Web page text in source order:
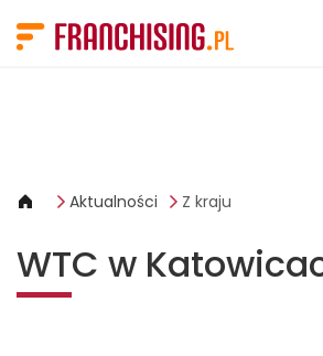
Aktualności Z kraju
WTC w